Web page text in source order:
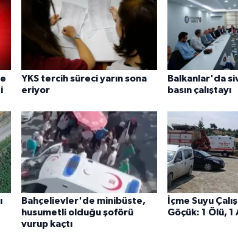
YKS tercih süreci yarın sona
eriyor
Balkanlar'da
basın çalıştayı
Bahçelievler'de minibüste,
husumetli olduğu şoförü
vurup kaçtı
İçme Suyu
Göçük: 1 Ölü, 1